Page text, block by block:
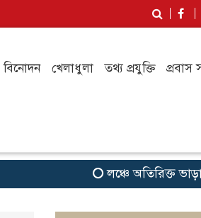
বিনোদন খেলাধুলা তথ্য প্রযুক্তি প্রবাস
লঞ্চে অতিরিক্ত ভাড়া,